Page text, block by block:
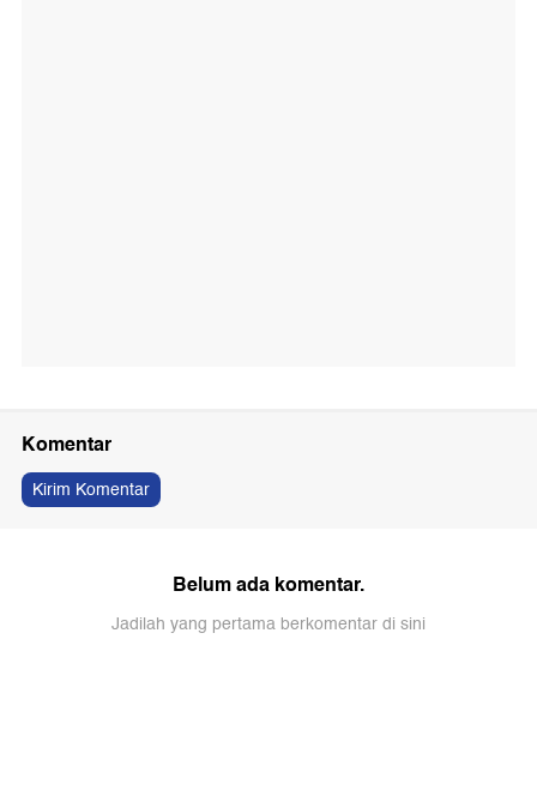
Komentar
Kirim Komentar
Belum ada komentar.
Jadilah yang pertama berkomentar di sini